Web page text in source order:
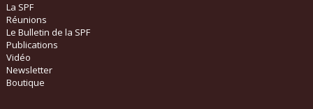
La SPF
Réunions
Le Bulletin de la SPF
Publications
Vidéo
Newsletter
Boutique